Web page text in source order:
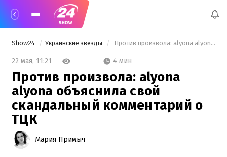
Show24 Украинские звезды Против произвола: alyona alyona объяснила свой скандальный комментарий о ТЦК
22 мая, 11:21 4 мин
Против произвола: alyona
alyona объяснила свой
скандальный комментарий о
ТЦК
Мария Примыч